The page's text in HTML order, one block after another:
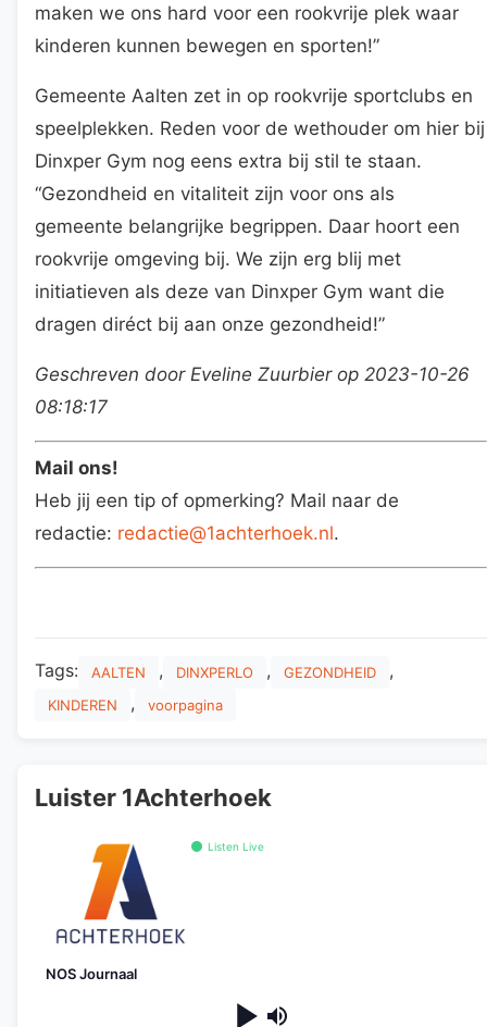
maken we ons hard voor een rookvrije plek waar
kinderen kunnen bewegen en sporten!”
Gemeente Aalten zet in op rookvrije sportclubs en
speelplekken. Reden voor de wethouder om hier bij
Dinxper Gym nog eens extra bij stil te staan.
“Gezondheid en vitaliteit zijn voor ons als
gemeente belangrijke begrippen. Daar hoort een
rookvrije omgeving bij. We zijn erg blij met
initiatieven als deze van Dinxper Gym want die
dragen diréct bij aan onze gezondheid!”
Geschreven door Eveline Zuurbier op 2023-10-26
08:18:17
Mail ons!
Heb jij een tip of opmerking? Mail naar de
redactie: redactie@1achterhoek.nl.
Tags: AALTEN , DINXPERLO , GEZONDHEID ,
KINDEREN , voorpagina
Luister 1Achterhoek
Listen Live
NOS Journaal